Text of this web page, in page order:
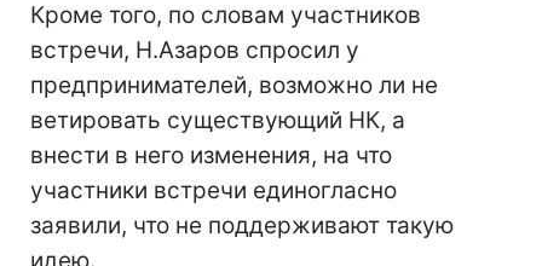
Кроме того, по словам участников
встречи, Н.Азаров спросил у
предпринимателей, возможно ли не
ветировать существующий НК, а
внести в него изменения, на что
участники встречи единогласно
заявили, что не поддерживают такую